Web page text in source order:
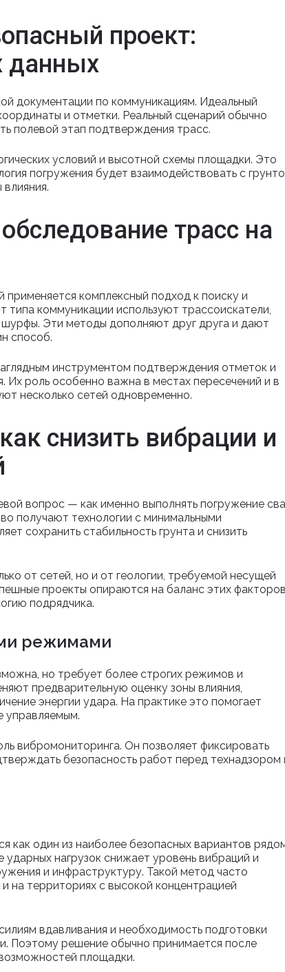
проект:
данных
документации по коммуникациям. Идеальный
и отметки. Реальный сценарий обычно
полевой этап подтверждения трасс.
условий и высотной схемы площадки. Это
погружения будет взаимодействовать с
трасс на
комплексный подход к поиску и
коммуникации используют трассоискатели,
Эти методы дополняют друг друга и дают
способ.
инструментом подтверждения отметок и
Их роль особенно важна в местах пересечений и в
несколько сетей одновременно.
снизить вибрации и
вопрос — как именно выполнять погружение
получают технологии с минимальными
сохранить стабильность грунта и снизить
от сетей, но и от геологии, требуемой несущей
проекты опираются на баланс этих факторов,
подрядчика.
режимами
но требует более строгих режимов и
предварительную оценку зоны влияния,
энергии удара. На практике это помогает
управляемым.
вибромониторинга. Он позволяет фиксировать
безопасность работ перед технадзором
как один из наиболее безопасных вариантов
нагрузок снижает уровень вибраций и
и инфраструктуру. Такой метод часто
на территориях с высокой концентрацией
вдавливания и необходимость подготовки
Поэтому решение обычно принимается после
площадки.